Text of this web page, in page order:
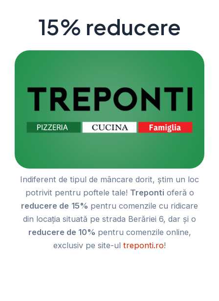
15% reducere
Indiferent de tipul de mâncare dorit, știm un loc
potrivit pentru poftele tale! Treponti oferă o
reducere de 15% pentru comenzile cu ridicare
din locația situată pe strada Berăriei 6, dar și o
reducere de 10% pentru comenzile online,
exclusiv pe site-ul treponti.ro!